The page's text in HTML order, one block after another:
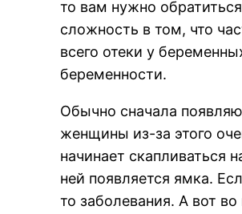
то вам нужно
сложность в том, что
всего отеки у
беременности.
Обычно сначала
женщины из-за этого
начинает скапливаться
ней появляется ямка.
то заболевания. А вот